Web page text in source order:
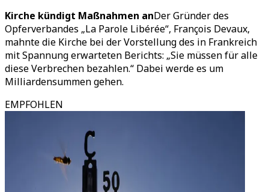
Kirche kündigt Maßnahmen anDer Gründer des
Opferverbandes „La Parole Libérée“, François Devaux,
mahnte die Kirche bei der Vorstellung des in Frankreich
mit Spannung erwarteten Berichts: „Sie müssen für alle
diese Verbrechen bezahlen.“ Dabei werde es um
Milliardensummen gehen.
EMPFOHLEN